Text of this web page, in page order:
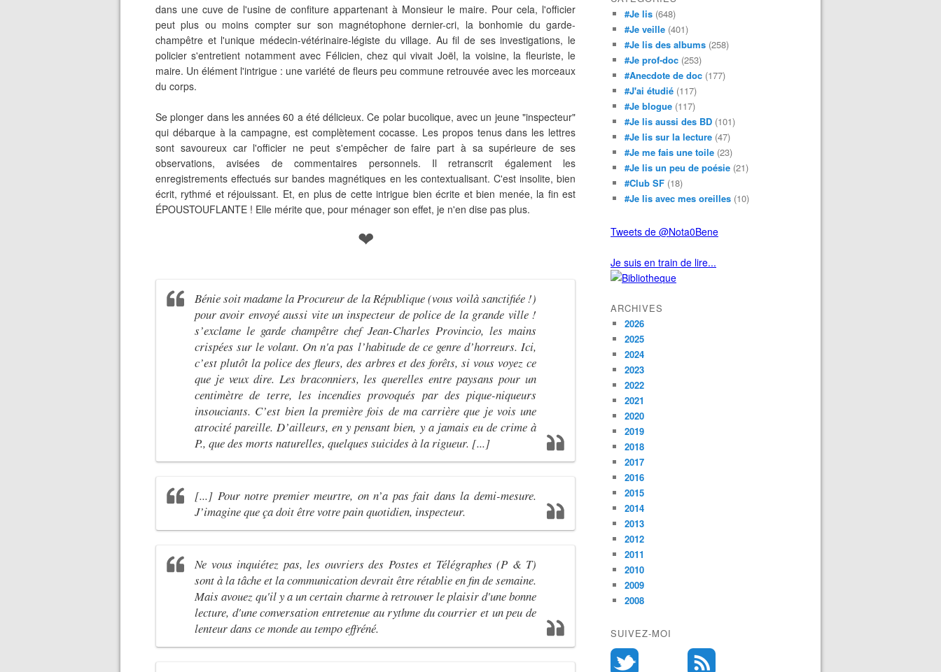
dans une cuve de l'usine de confiture appartenant à Monsieur le maire. Pour cela, l'officier
peut plus ou moins compter sur son magnétophone dernier-cri, la bonhomie du garde-
champêtre et l'unique médecin-vétérinaire-légiste du village. Au fil de ses investigations, le
policier s'entretient notamment avec Félicien, chez qui vivait Joël, la voisine, la fleuriste, le
maire. Un élément l'intrigue : une variété de fleurs peu commune retrouvée avec les morceaux
du corps.
Se plonger dans les années 60 a été délicieux. Ce polar bucolique, avec un jeune "inspecteur"
qui débarque à la campagne, est complètement cocasse. Les propos tenus dans les lettres
sont savoureux car l'officier ne peut s'empêcher de faire part à sa supérieure de ses
observations, avisées de commentaires personnels. Il retranscrit également les
enregistrements effectués sur bandes magnétiques en les contextualisant. C'est insolite, bien
écrit, rythmé et réjouissant. Et, en plus de cette intrigue bien écrite et bien menée, la fin est
ÉPOUSTOUFLANTE ! Elle mérite que, pour ménager son effet, je n'en dise pas plus.
❤
Bénie soit madame la Procureur de la République (vous voilà sanctifiée !)
pour avoir envoyé aussi vite un inspecteur de police de la grande ville !
s’exclame le garde champêtre chef Jean-Charles Provincio, les mains
crispées sur le volant. On n'a pas l’habitude de ce genre d’horreurs. Ici,
c’est plutôt la police des fleurs, des arbres et des forêts, si vous voyez ce
que je veux dire. Les braconniers, les querelles entre paysans pour un
centimètre de terre, les incendies provoqués par des pique-niqueurs
insouciants. C’est bien la première fois de ma carrière que je vois une
atrocité pareille. D’ailleurs, en y pensant bien, y a jamais eu de crime à
P., que des morts naturelles, quelques suicides à la rigueur. [...]
[...] Pour notre premier meurtre, on n’a pas fait dans la demi-mesure.
J’imagine que ça doit être votre pain quotidien, inspecteur.
Ne vous inquiétez pas, les ouvriers des Postes et Télégraphes (P & T)
sont à la tâche et la communication devrait être rétablie en fin de semaine.
Mais avouez qu'il y a un certain charme à retrouver le plaisir d'une bonne
lecture, d'une conversation entretenue au rythme du courrier et un peu de
lenteur dans ce monde au tempo effréné.
#Je lis (648)
#Je veille (401)
#Je lis des albums (258)
#Je prof-doc (253)
#Anecdote de doc (177)
#J'ai étudié (117)
#Je blogue (117)
#Je lis aussi des BD (101)
#Je lis sur la lecture (47)
#Je me fais une toile (23)
#Je lis un peu de poésie (21)
#Club SF (18)
#Je lis avec mes oreilles (10)
Tweets de @Nota0Bene
Je suis en train de lire...
ARCHIVES
2026
2025
2024
2023
2022
2021
2020
2019
2018
2017
2016
2015
2014
2013
2012
2011
2010
2009
2008
SUIVEZ-MOI